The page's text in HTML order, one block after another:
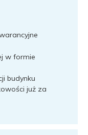
w formie
budynku
już za